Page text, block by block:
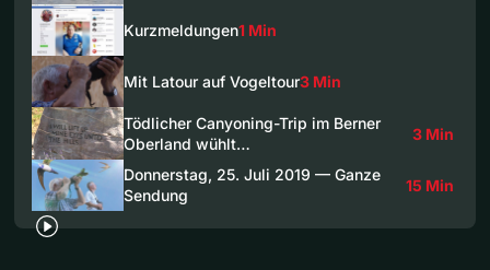
Kurzmeldungen1 Min
Mit Latour auf Vogeltour3 Min
Tödlicher Canyoning-Trip im Berner
Oberland wühlt…
3 Min
Donnerstag, 25. Juli 2019 — Ganze
Sendung
15 Min